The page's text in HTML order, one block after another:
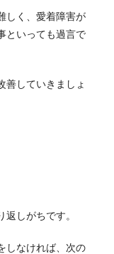
しく、愛着障害が
といっても過言で
善していきましょ
しがちです。
しなければ、次の